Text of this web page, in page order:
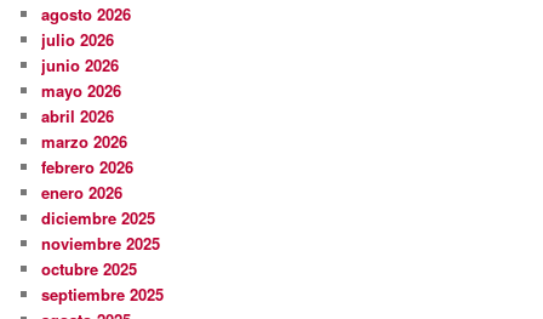
agosto 2026
julio 2026
junio 2026
mayo 2026
abril 2026
marzo 2026
febrero 2026
enero 2026
diciembre 2025
noviembre 2025
octubre 2025
septiembre 2025